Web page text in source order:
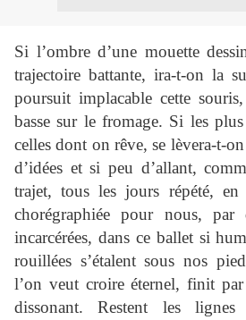
Si l’ombre d’une mouette
trajectoire battante, ira-t-on la
poursuit implacable cette
basse sur le fromage. Si les
celles dont on rêve, se lèvera-t-
d’idées et si peu d’allant,
trajet, tous les jours répété, en
chorégraphiée pour nous, par
incarcérées, dans ce ballet si
rouillées s’étalent sous nos
l’on veut croire éternel, finit
dissonant. Restent les lignes